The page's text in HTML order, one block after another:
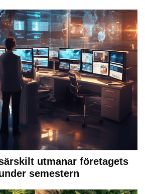
utmanar företagets
semestern